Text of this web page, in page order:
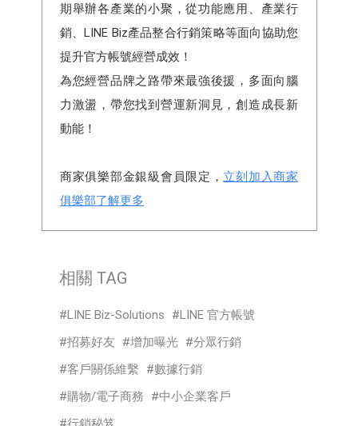
期舉辦各產業的小聚，從功能應用、產業行
銷、LINE Biz產品整合行銷策略等面向協助您
提升官方帳號經營成效！
為您經營品牌之路帶來最強後援，多面向腦
力激盪，帶您找到營運新洞見，創造成長新
動能！
商家俱樂部金銀級會員限定， 立刻加入商家
俱樂部了解更多
相關 TAG
LINE Biz-Solutions
LINE 官方帳號
招募好友
增加曝光
分眾行銷
客戶關係維繫
數據行銷
購物/電子商務
中小企業客戶